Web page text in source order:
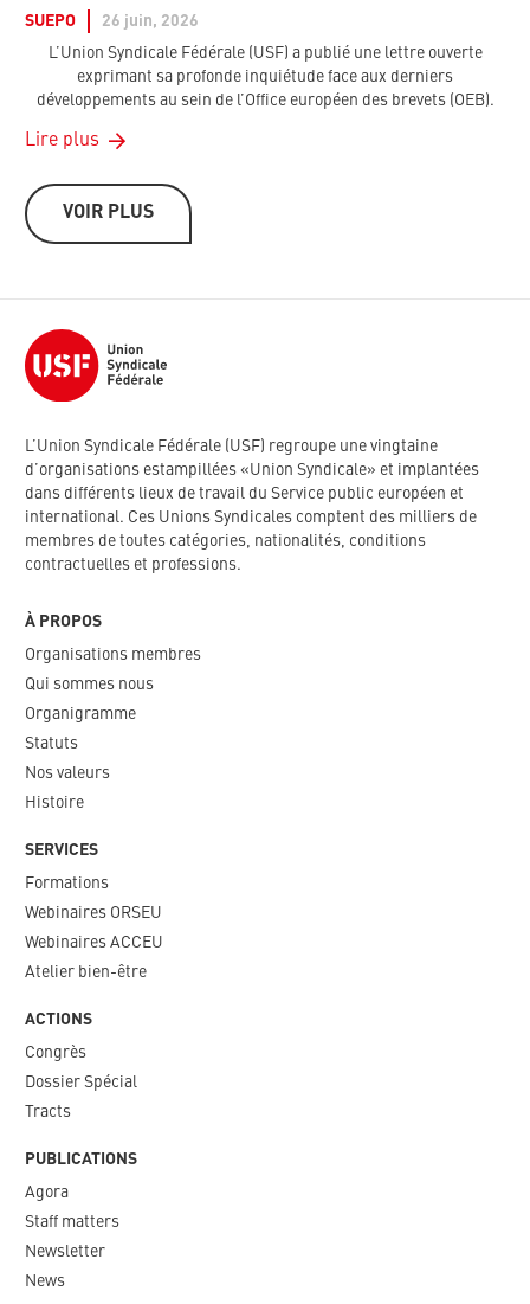
SUEPO
26 juin, 2026
L’Union Syndicale Fédérale (USF) a publié une lettre ouverte
exprimant sa profonde inquiétude face aux derniers
développements au sein de l’Office européen des brevets (OEB).
Lire plus
VOIR PLUS
L’Union Syndicale Fédérale (USF) regroupe une vingtaine
d’organisations estampillées «Union Syndicale» et implantées
dans différents lieux de travail du Service public européen et
international. Ces Unions Syndicales comptent des milliers de
membres de toutes catégories, nationalités, conditions
contractuelles et professions.
À PROPOS
Organisations membres
Qui sommes nous
Organigramme​
Statuts
Nos valeurs​
Histoire
SERVICES
Formations
Webinaires ORSEU​
Webinaires ACCEU
Atelier bien-être
ACTIONS
Congrès
Dossier Spécial
Tracts
PUBLICATIONS
Agora
Staff matters
Newsletter​
News